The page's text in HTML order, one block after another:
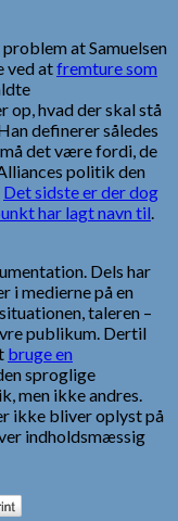
at Samuelsen
ved atfremture som
op, hvad der skal stå
definerer således
det være fordi, de
politik den
Det sidste er der dog
har lagt navn til.
Dels har
i medierne på en
taleren –
publikum. Dertil
bruge en
sproglige
men ikke andres.
ikke bliver oplyst på
indholdsmæssig